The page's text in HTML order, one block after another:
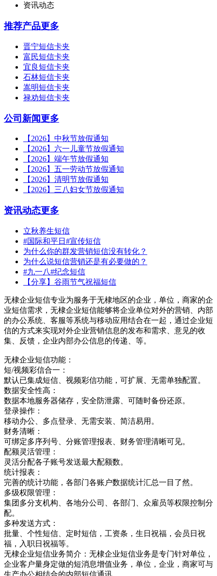
资讯动态
推荐产品更多
晋宁短信卡夹
富民短信卡夹
宜良短信卡夹
石林短信卡夹
嵩明短信卡夹
禄劝短信卡夹
公司新闻更多
【2026】中秋节放假通知
【2026】六一儿童节放假通知
【2026】端午节放假通知
【2026】五一劳动节放假通知
【2026】清明节放假通知
【2026】三八妇女节放假通知
资讯动态更多
立秋养生短信
#国际和平日#宣传短信
为什么你的群发营销短信没有转化？
为什么说短信营销还是有必要做的？
#九一八#纪念短信
【分享】谷雨节气祝福短信
无棣企业短信专业为服务于无棣地区的企业，单位，商家的企
业短信需求，无棣企业短信能够将企业单位对外的营销、内部
的办公系统、客服等系统与移动应用结合在一起，通过企业短
信的方式来实现对外企业营销信息的发布和需求、意见的收
集、反馈，企业内部办公信息的传递、等。
无棣企业短信功能：
短/视频彩信合一：
默认已集成短信、视频彩信功能，可扩展、无需单独配置。
数据安全性高：
数据本地服务器储存，安全防泄露、可随时备份还原。
登录操作：
移动办公、多点登录、无需安装、简洁易用。
财务清晰：
可绑定多序列号、分账管理报表、财务管理清晰可见。
配额灵活管理：
灵活分配各子账号发送最大配额数。
统计报表：
完善的统计功能，各部门各账户数据统计汇总一目了然。
多级权限管理：
集团多分支机构、各地分公司、各部门、众雇员等权限控制分
配。
多种发送方式：
批量、个性短信、定时短信，工资条，生日祝福，会员日祝
福，入职日祝福等。
无棣企业短信业务简介：无棣企业短信业务是专门针对单位，
企业客户量身定做的短消息增值业务，单位，企业，商家可与
生产办公相结合的内部短信通讯，